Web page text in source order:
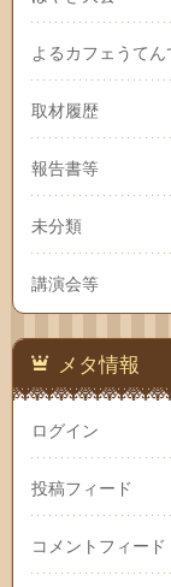
よるカフェうてん
取材履歴
報告書等
未分類
講演会等
メタ情報
ログイン
投稿フィード
コメントフィード